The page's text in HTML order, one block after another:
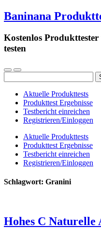
Baninana
Kostenlos
testen
nach:
Aktuelle Produkttests
Produkttest Ergebnisse
Testbericht einreichen
Registrieren/Einloggen
Aktuelle Produkttests
Produkttest Ergebnisse
Testbericht einreichen
Registrieren/Einloggen
Schlagwort: Granini
Hohes C Naturelle